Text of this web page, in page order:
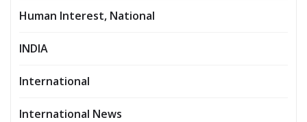
Human Interest, National
INDIA
International
International News